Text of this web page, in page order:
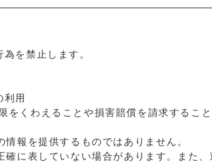
を禁止します。
用
をくわえることや損害賠償を請求すること
報を提供するものではありません。
に表していない場合があります。また、